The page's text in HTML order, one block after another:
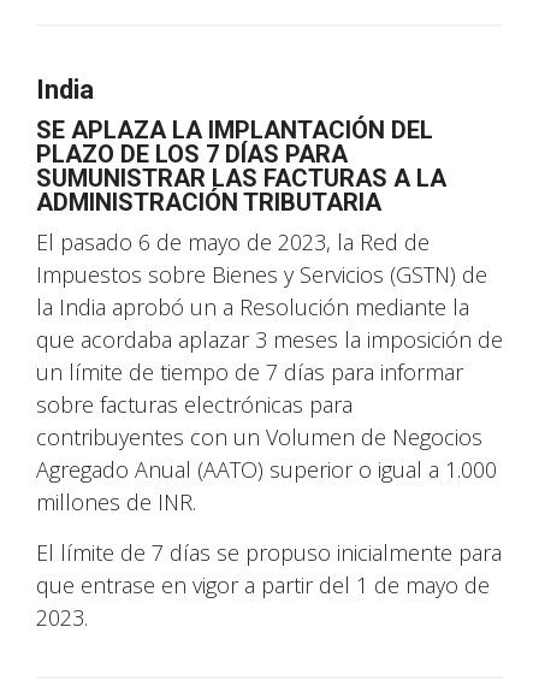
India
SE APLAZA LA IMPLANTACIÓN DEL
PLAZO DE LOS 7 DÍAS PARA
SUMUNISTRAR LAS FACTURAS A LA
ADMINISTRACIÓN TRIBUTARIA
El pasado 6 de mayo de 2023, la Red de
Impuestos sobre Bienes y Servicios (GSTN) de
la India aprobó un a Resolución mediante la
que acordaba aplazar 3 meses la imposición de
un límite de tiempo de 7 días para informar
sobre facturas electrónicas para
contribuyentes con un Volumen de Negocios
Agregado Anual (AATO) superior o igual a 1.000
millones de INR.
El límite de 7 días se propuso inicialmente para
que entrase en vigor a partir del 1 de mayo de
2023.